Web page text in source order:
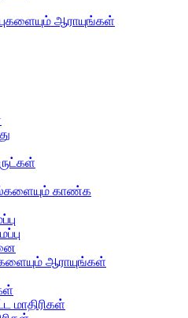
ஆராயுங்கள்
காண்க
ஆராயுங்கள்
மாதிரிகள்